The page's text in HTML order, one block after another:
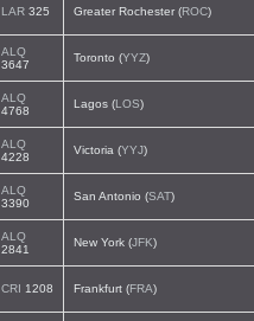
LAR 325 Greater Rochester (ROC)
ALQ
3647
Toronto (YYZ)
ALQ
4768
Lagos (LOS)
ALQ
4228
Victoria (YYJ)
ALQ
3390
San Antonio (SAT)
ALQ
2841
New York (JFK)
CRI 1208 Frankfurt (FRA)